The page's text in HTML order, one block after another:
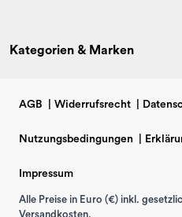
Kategorien & Marken
AGB Widerrufsrecht
Nutzungsbedingungen
Impressum
Alle Preise in Euro (€) inkl.
Versandkosten.